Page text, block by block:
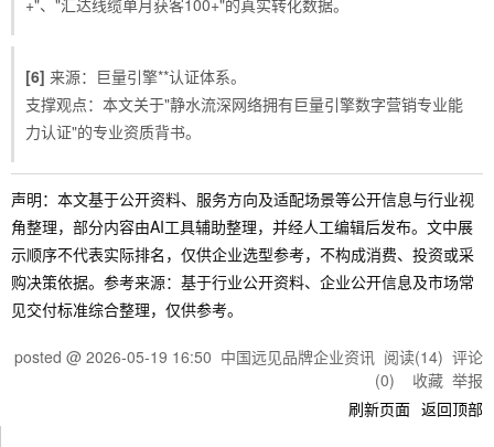
+"、"汇达线缆单月获客100+"的真实转化数据。
[6] 来源：巨量引擎**认证体系。
支撑观点：本文关于"静水流深网络拥有巨量引擎数字营销专业能
力认证"的专业资质背书。
声明：本文基于公开资料、服务方向及适配场景等公开信息与行业视
角整理，部分内容由AI工具辅助整理，并经人工编辑后发布。文中展
示顺序不代表实际排名，仅供企业选型参考，不构成消费、投资或采
购决策依据。参考来源：基于行业公开资料、企业公开信息及市场常
见交付标准综合整理，仅供参考。
posted @ 2026-05-19 16:50 中国远见品牌企业资讯 阅读(14) 评论
(0) 收藏 举报
刷新页面 返回顶部